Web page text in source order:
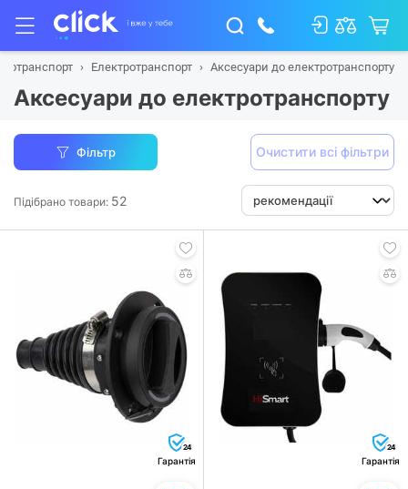
Електротранспорт Аксесуари до електротранспорту
Аксесуари до електротранспорту
Фільтр Очистити всі фільтри
Підібрано товари: 52
24
Гарантія
24
Гарантія